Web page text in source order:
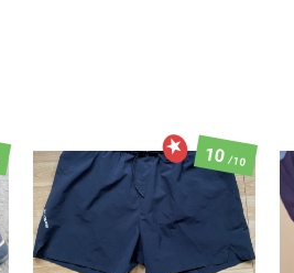
10/10